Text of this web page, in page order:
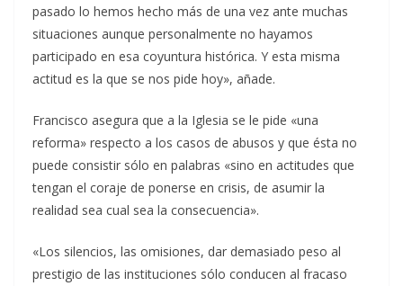
pasado lo hemos hecho más de una vez ante muchas
situaciones aunque personalmente no hayamos
participado en esa coyuntura histórica. Y esta misma
actitud es la que se nos pide hoy», añade.
Francisco asegura que a la Iglesia se le pide «una
reforma» respecto a los casos de abusos y que ésta no
puede consistir sólo en palabras «sino en actitudes que
tengan el coraje de ponerse en crisis, de asumir la
realidad sea cual sea la consecuencia».
«Los silencios, las omisiones, dar demasiado peso al
prestigio de las instituciones sólo conducen al fracaso